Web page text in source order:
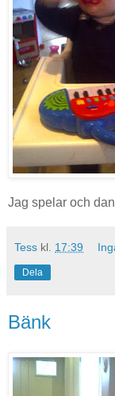
Jag spelar och
Tess kl. 17:39
Dela
Bänk